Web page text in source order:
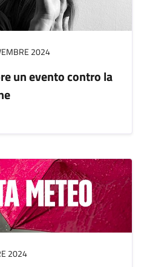
2024
un evento contro la
2024